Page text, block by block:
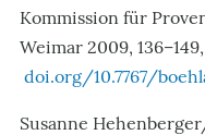
Kommission für
Weimar 2009,
doi.org/10.7767/
Susanne